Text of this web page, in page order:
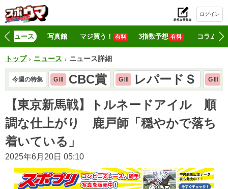
ログイン
ニュース 写真館 マジ買う！ 有料 3指数予想 有料 コラム
トップ ニュース ニュース詳細
今週の特集 GⅢ CBC賞 GⅢ レパードＳ GⅢ
【東京新馬戦】トルネードアイル 順
調な仕上がり 鹿戸師「穏やかで落ち
着いている」
2025年6月20日 05:10